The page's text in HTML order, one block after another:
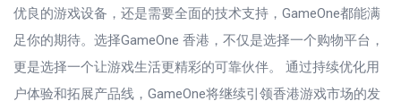
优良的游戏设备，还是需要全面的技术支持，GameOne都能满
足你的期待。选择GameOne 香港，不仅是选择一个购物平台，
更是选择一个让游戏生活更精彩的可靠伙伴。 通过持续优化用
户体验和拓展产品线，GameOne将继续引领香港游戏市场的发